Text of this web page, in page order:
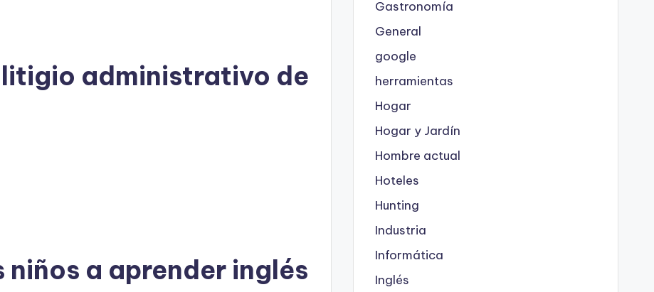
administrativo de
a aprender inglés
Gastronomía
General
google
herramientas
Hogar
Hogar y Jardín
Hombre actual
Hoteles
Hunting
Industria
Informática
Inglés